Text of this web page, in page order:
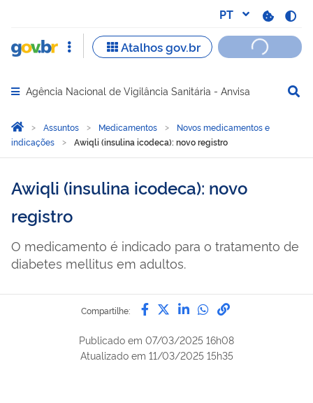
Abrir menu principal de navegação
Agência Nacional de Vigilância Sanitária - Anvisa
Você está aqui:
Página Inicial
Assuntos Medicamentos
Novos medicamentos e
indicações
Awiqli (insulina icodeca): novo registro
Awiqli (insulina icodeca): novo
registro
O medicamento é indicado para o tratamento de
diabetes mellitus em adultos.
Compartilhe: Compartilhe por Facebook
Compartilhe por Twitter
Compartilhe por
Compartilhe
link para
Publicado em 07/03/2025 16h08
Atualizado em 11/03/2025 15h35